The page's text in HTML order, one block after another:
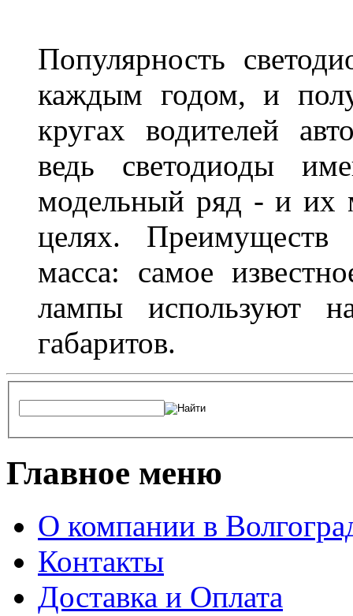
Популярность
каждым годом, и
кругах водителей
ведь светодиоды
модельный ряд - и их
целях.
масса: самое
лампы используют
габаритов.
Главное меню
О компании в
Контакты
Доставка и Оплата